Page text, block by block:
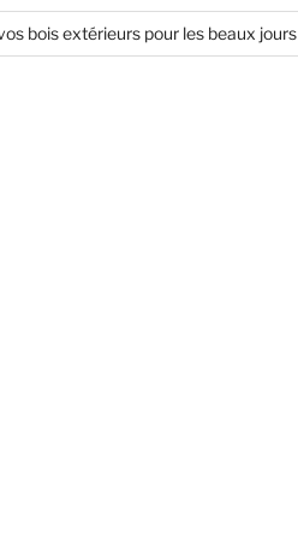
bois extérieurs pour les beaux jours